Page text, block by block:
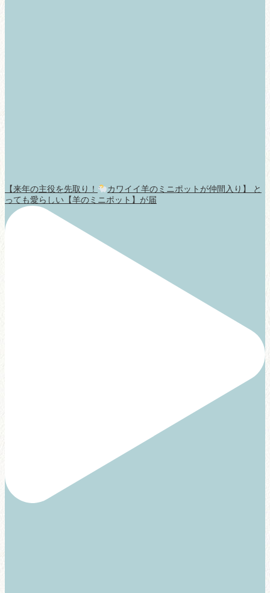
【来年の主役を先取り！
カワイイ羊のミニポットが仲間入り】 と
っても愛らしい【羊のミニポット】が届